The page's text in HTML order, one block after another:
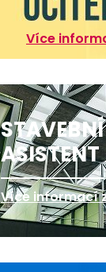
Více
STAVEBNÍ
ASISTENT
Více informací